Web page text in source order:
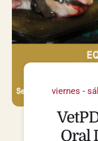
viernes -
Oral